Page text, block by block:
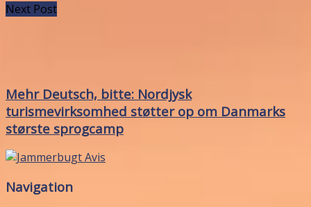
Next Post
Mehr Deutsch, bitte: Nordjysk
turismevirksomhed støtter op om Danmarks
største sprogcamp
Navigation